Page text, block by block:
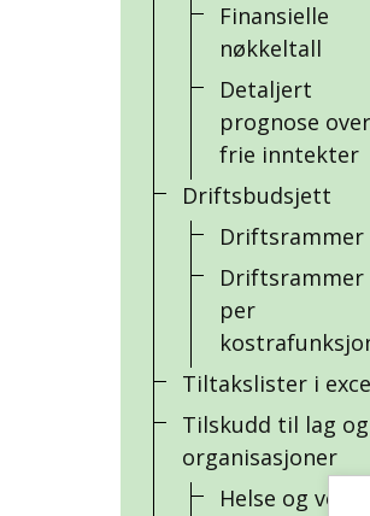
Finansielle
nøkkeltall
Detaljert
prognose over
frie inntekter
Driftsbudsjett
Driftsrammer
Driftsrammer
per
Tiltakslister i
Tilskudd til lag og
organisasjoner
Helse og